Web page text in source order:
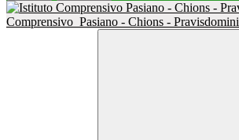
Comprensivo Pasiano - Chions - Pravisdomini